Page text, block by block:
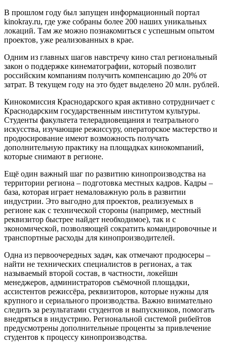
В прошлом году был запущен информационный портал
kinokray.ru, где уже собраны более 200 наших уникальных
локаций. Там же можно познакомиться с успешным опытом
проектов, уже реализованных в крае.
Одним из главных шагов навстречу кино стал региональный
закон о поддержке кинематографии, который позволит
российским компаниям получить компенсацию до 20% от
затрат. В текущем году на это будет выделено 20 млн. рублей.
Кинокомиссия Краснодарского края активно сотрудничает с
Краснодарским государственным институтом культуры.
Студенты факультета телерадиовещания и театрального
искусства, изучающие режиссуру, операторское мастерство и
продюсирование имеют возможность получать
дополнительную практику на площадках кинокомпаний,
которые снимают в регионе.
Ещё один важный шаг по развитию кинопроизводства на
территории региона – подготовка местных кадров. Кадры –
база, которая играет немаловажную роль в развитии
индустрии. Это выгодно для проектов, реализуемых в
регионе как с технической стороны (например, местный
реквизитор быстрее найдет необходимое), так и с
экономической, позволяющей сократить командировочные и
транспортные расходы для кинопроизводителей.
Одна из первоочередных задач, как отмечают продюсеры –
найти не технических специалистов в регионах, а так
называемый второй состав, в частности, локейшн
менеджеров, администраторов съёмочной площадки,
ассистентов режиссёра, реквизиторов, которые нужны для
крупного и сериального производства. Важно внимательно
следить за результатами студентов и выпускников, помогать
внедряться в индустрию. Региональной системой рибейтов
предусмотрены дополнительные проценты за привлечение
студентов к процессу кинопроизводства.